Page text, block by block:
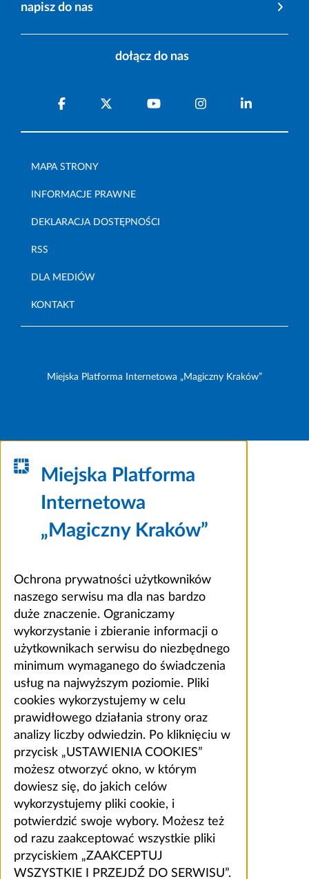
napisz do nas
dołącz do nas
MAPA STRONY
INFORMACJE PRAWNE
DEKLARACJA DOSTĘPNOŚCI
RSS
DLA MEDIÓW
KONTAKT
Miejska Platforma Internetowa „Magiczny Kraków”
Miejska Platforma
Internetowa
„Magiczny Kraków”
Ochrona prywatności użytkowników
naszego serwisu ma dla nas bardzo
duże znaczenie. Ograniczamy
wykorzystanie i zbieranie informacji o
użytkownikach serwisu do niezbędnego
minimum wymaganego do świadczenia
usług na najwyższym poziomie. Pliki
cookies wykorzystujemy w celu
prawidłowego działania strony oraz
analizy liczby odwiedzin. Po kliknięciu w
przycisk „USTAWIENIA COOKIES”
możesz otworzyć okno, w którym
dowiesz się, do jakich celów
wykorzystujemy pliki cookie, i
potwierdzić swoje wybory. Możesz też
od razu zaakceptować wszystkie pliki
przyciskiem „ZAAKCEPTUJ
WSZYSTKIE I PRZEJDŹ DO SERWISU”.